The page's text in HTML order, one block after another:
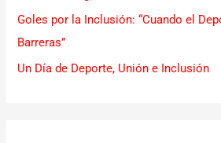
Goles por la Inclusión: “Cuando el
Barreras”
Un Día de Deporte, Unión e Inclusión